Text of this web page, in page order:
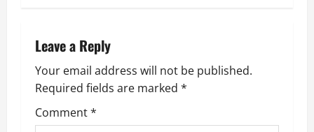
a
v
i
Leave a Reply
Your email address will not be published.
Required fields are marked *
Comment*